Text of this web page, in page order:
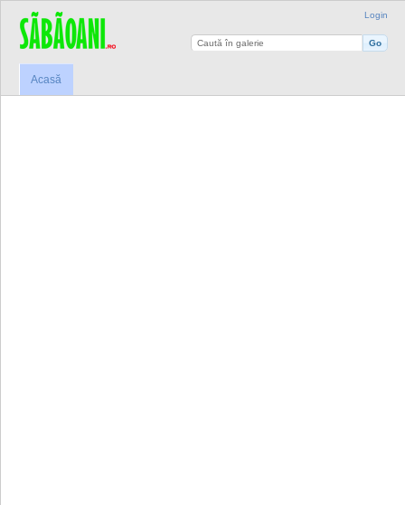
Login
Acasă